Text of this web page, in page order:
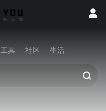
工具 社区 生活